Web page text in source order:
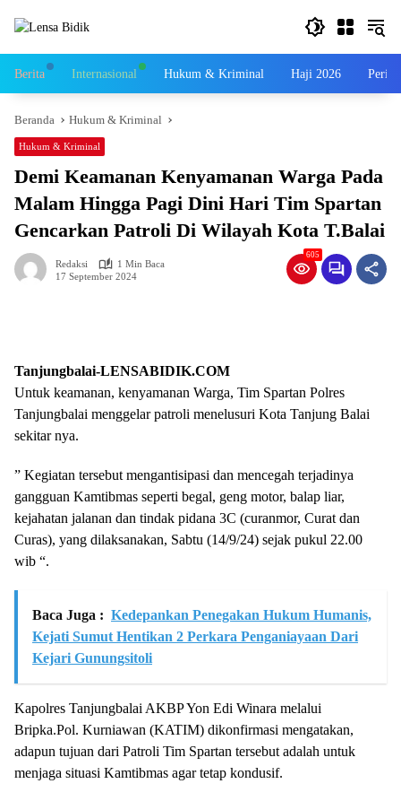
Berita Internasional Hukum & Kriminal Haji 2026
Beranda Hukum & Kriminal
Hukum & Kriminal
Demi Keamanan Kenyamanan Warga Pada
Malam Hingga Pagi Dini Hari Tim Spartan
Gencarkan Patroli Di Wilayah Kota T.Balai
Redaksi
1 Min Baca
17 September 2024
605
Tanjungbalai-LENSABIDIK.COM
Untuk keamanan, kenyamanan Warga, Tim Spartan Polres
Tanjungbalai menggelar patroli menelusuri Kota Tanjung Balai
sekitar nya.
” Kegiatan tersebut mengantisipasi dan mencegah terjadinya
gangguan Kamtibmas seperti begal, geng motor, balap liar,
kejahatan jalanan dan tindak pidana 3C (curanmor, Curat dan
Curas), yang dilaksanakan, Sabtu (14/9/24) sejak pukul 22.00
wib “.
Baca Juga : Kedepankan Penegakan Hukum Humanis,
Kejati Sumut Hentikan 2 Perkara Penganiayaan Dari
Kejari Gunungsitoli
Kapolres Tanjungbalai AKBP Yon Edi Winara melalui
Bripka.Pol. Kurniawan (KATIM) dikonfirmasi mengatakan,
adapun tujuan dari Patroli Tim Spartan tersebut adalah untuk
menjaga situasi Kamtibmas agar tetap kondusif.